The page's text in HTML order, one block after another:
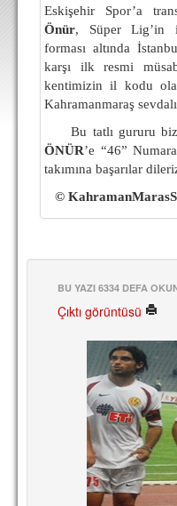
TRANSFERLER
TARAFTAR
BİLETLER
LİSANSLI ÜRÜNLER
FOTOĞRAF &
KULÜP
AMBLEM
SPOR TESİSLERİ
YÖNETİM KURULU
PERSONEL
SPONSORLAR
TARİHÇE
Eskişehir Spor’a
Önür, Süper Lig’in
forması altında
karşı ilk resmi
kentimizin il kodu
Kahramanmaraş
Bu tatlı gururu
ÖNÜR’e “46”
takımına başarılar
©
BU YAZI 6334 DEFA
Çıktı görüntüsü